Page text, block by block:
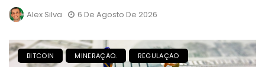
Alex Silva 6 De Agosto De 2026
BITCOIN MINERAÇÃO. REGULAÇÃO